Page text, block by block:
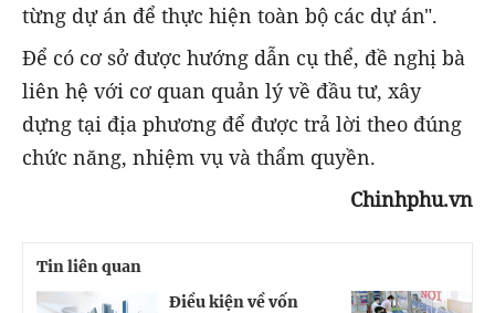
từng dự án để thực hiện toàn bộ các dự án".
Để có cơ sở được hướng dẫn cụ thể, đề nghị bà
liên hệ với cơ quan quản lý về đầu tư, xây
dựng tại địa phương để được trả lời theo đúng
chức năng, nhiệm vụ và thẩm quyền.
Chinhphu.vn
Tin liên quan
Điều kiện về vốn